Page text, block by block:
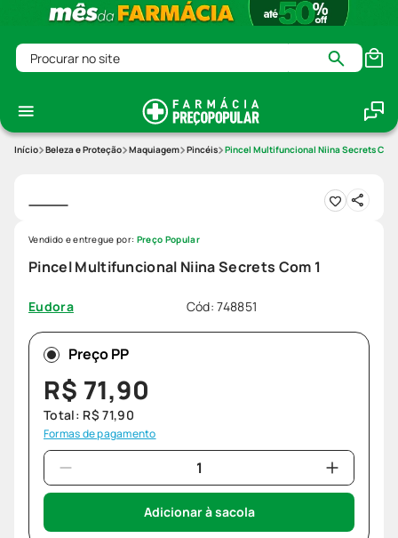
Procurar no site
Beleza e Proteção Maquiagem Pincéis Pincel Multifuncional Niina Secrets Com
Pincel Multifuncional Niina Secrets Com 1
Eudora Cód:748851
Vendido e entregue por: Preço Popular
Preço PP
R$ 71,90
Total: R$ 71,90
Formas de pagamento
Adicionar à sacola